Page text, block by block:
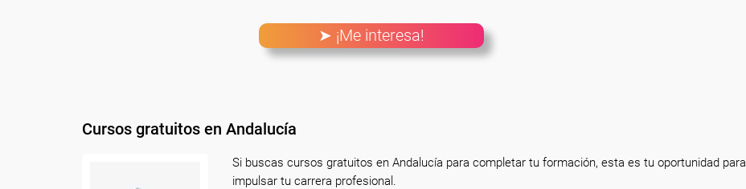
➤ ¡Me interesa!
Cursos gratuitos en Andalucía
Si buscas cursos gratuitos en Andalucía para completar tu formación, esta es tu oportunidad para
impulsar tu carrera profesional.